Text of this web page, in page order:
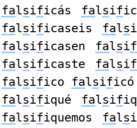
falsificás falsif
falsificaseis falsi
falsificasen falsif
falsificaste falsif
falsifico falsificó
falsifiqué falsif
falsifiquemos falsi